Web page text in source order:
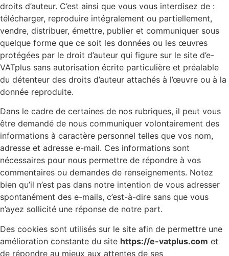
droits d’auteur. C’est ainsi que vous vous interdisez de :
télécharger, reproduire intégralement ou partiellement,
vendre, distribuer, émettre, publier et communiquer sous
quelque forme que ce soit les données ou les œuvres
protégées par le droit d’auteur qui figure sur le site d’e-
VATplus sans autorisation écrite particulière et préalable
du détenteur des droits d’auteur attachés à l’œuvre ou à la
donnée reproduite.
Dans le cadre de certaines de nos rubriques, il peut vous
être demandé de nous communiquer volontairement des
informations à caractère personnel telles que vos nom,
adresse et adresse e-mail. Ces informations sont
nécessaires pour nous permettre de répondre à vos
commentaires ou demandes de renseignements. Notez
bien qu’il n’est pas dans notre intention de vous adresser
spontanément des e-mails, c’est-à-dire sans que vous
n’ayez sollicité une réponse de notre part.
Des cookies sont utilisés sur le site afin de permettre une
amélioration constante du site https://e-vatplus.com et
de répondre au mieux aux attentes de ses